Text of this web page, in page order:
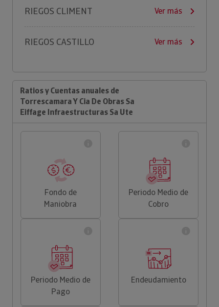
RIEGOS CLIMENT Ver más
RIEGOS CASTILLO Ver más
Ratios y Cuentas anuales de
Torrescamara Y Cia De Obras Sa
Eiffage Infraestructuras Sa Ute
Fondo de
Maniobra
Periodo Medio de
Cobro
Periodo Medio de
Pago
Endeudamiento